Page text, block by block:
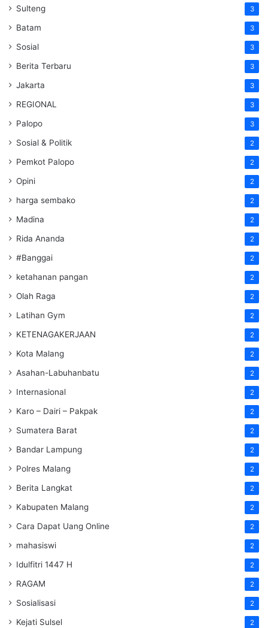
Sulteng 3
Batam 3
Sosial 3
Berita Terbaru 3
Jakarta 3
REGIONAL 3
Palopo 3
Sosial & Politik 2
Pemkot Palopo 2
Opini 2
harga sembako 2
Madina 2
Rida Ananda 2
#Banggai 2
ketahanan pangan 2
Olah Raga 2
Latihan Gym 2
KETENAGAKERJAAN 2
Kota Malang 2
Asahan-Labuhanbatu 2
Internasional 2
Karo – Dairi – Pakpak 2
Sumatera Barat 2
Bandar Lampung 2
Polres Malang 2
Berita Langkat 2
Kabupaten Malang 2
Cara Dapat Uang Online 2
mahasiswi 2
Idulfitri 1447 H 2
RAGAM 2
Sosialisasi 2
Kejati Sulsel 2